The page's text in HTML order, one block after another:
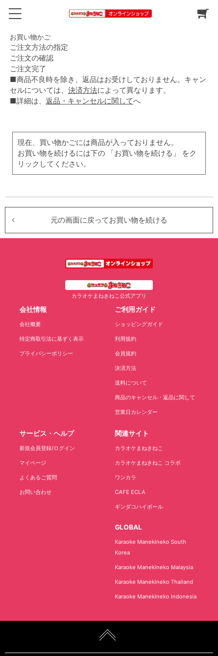
お買い物かご
ご注文方法の指定
ご注文の確認
ご注文完了
■商品不良時を除き、返品はお受けしておりません。キャン
セルについては、 決済方法によって異なります。
■詳細は、 返品・キャンセルに関してへ
現在、買い物かごには商品が入っておりません。
お買い物を続けるには下の 「お買い物を続ける」 をク
リックしてください。
元の画面に戻ってお買い物を続ける
カラオケまねきねこ公式アプリ
会社情報
会社概要
特定商取引法に基ずく表示
プライバシーポリシー
ご利用ガイド
ショッピングガイド
利用規約
会員規約
決済方法
送料について
商品のキャンセル・返品に関して
営業日カレンダー
サービス・ヘルプ
新規会員登録/ログイン
マイページ
よくあるご質問
お問い合わせ
関連サイト
カラオケまねきねこ
カラオケまねきねこ コラボ
ワンカラ
CAFE ECLA
ギンダコハイボール
GLOBAL
Karaoke Manekineko South
Korea
Karaoke Manekineko Malaysia
Karaoke Manekineko Thailand
Karaoke Manekineko Indonesia